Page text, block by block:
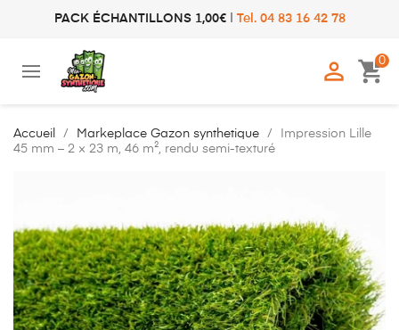
PACK ÉCHANTILLONS 1,00€| Tel. 04 83 16 42 78
 shopping_cart
0
Accueil Markeplace Gazon synthetique
Impression Lille
45 mm – 2 × 23 m, 46 m², rendu semi-texturé